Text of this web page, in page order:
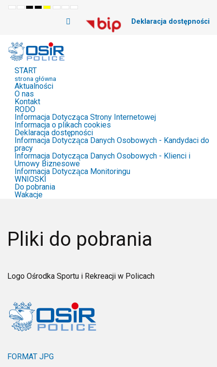
Default
Night
HighHighHigh
Contrast
Yellow
Set
Smaller
Font
Set
Default
Font
Set
Font
Deklaracja dostępności
START
strona główna
Aktualności
O nas
Kontakt
RODO
Informacja Dotycząca Strony Internetowej
Informacja o plikach cookies
Deklaracja dostępności
Informacja Dotycząca Danych Osobowych - Kandydaci do
pracy
Informacja Dotycząca Danych Osobowych - Klienci i
Umowy Biznesowe
Informacja Dotycząca Monitoringu
WNIOSKI
Do pobrania
Wakacje
Pliki do pobrania
Logo Ośrodka Sportu i Rekreacji w Policach
FORMAT JPG